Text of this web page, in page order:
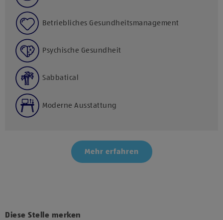
Betriebliches Gesundheitsmanagement
Psychische Gesundheit
Sabbatical
Moderne Ausstattung
Mehr erfahren
Diese Stelle merken